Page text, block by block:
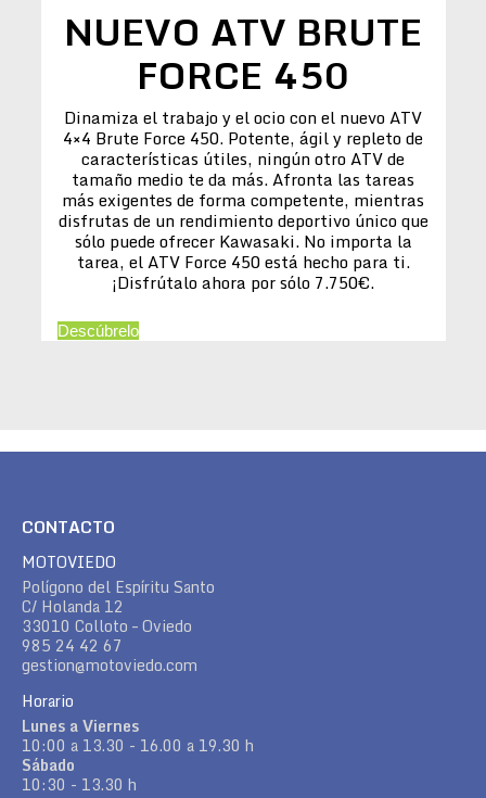
NUEVO ATV BRUTE
FORCE 450
Dinamiza el trabajo y el ocio con el nuevo ATV
4×4 Brute Force 450. Potente, ágil y repleto de
características útiles, ningún otro ATV de
tamaño medio te da más. Afronta las tareas
más exigentes de forma competente, mientras
disfrutas de un rendimiento deportivo único que
sólo puede ofrecer Kawasaki. No importa la
tarea, el ATV Force 450 está hecho para ti.
¡Disfrútalo ahora por sólo 7.750€.
Descúbrelo
CONTACTO
MOTOVIEDO
Polígono del Espíritu Santo
C/ Holanda 12
33010 Colloto – Oviedo
985 24 42 67
gestion@motoviedo.com
Horario
Lunes a Viernes
10:00 a 13.30 - 16.00 a 19.30 h
Sábado
10:30 - 13.30 h